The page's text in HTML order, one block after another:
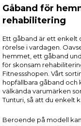
Gåband för
rehabilitering
Ett gåband är ett enkelt
rörelse i vardagen.
hemmet, ett gåband
för skonsam
Fitnessshopen. Vårt
hopfällbara gåband och
välkända varumärken
Tunturi, så att du enkelt
Beroende på modell